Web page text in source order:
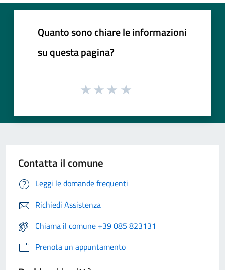
Quanto sono chiare le informazioni
su questa pagina?
Contatta il comune
Leggi le domande frequenti
Richiedi Assistenza
Chiama il comune +39 085 823131
Prenota un appuntamento